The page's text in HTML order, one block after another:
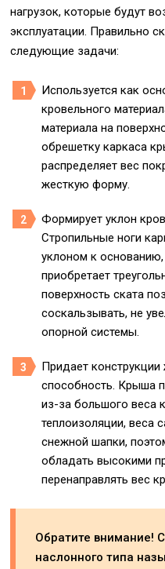
нагрузок, которые будут
эксплуатации. Правильно
следующие задачи:
Используется как
кровельного
материала на
обрешетку каркаса
распределяет вес
жесткую форму.
Формирует уклон
Стропильные ноги
уклоном к
приобретает
поверхность ската
соскальзывать, не
опорной системы.
Придает
способность. Крыша
из-за большого веса
теплоизоляции, веса
снежной шапки,
обладать высокими
перенаправлять вес
Обратите внимание!
наслонного типа